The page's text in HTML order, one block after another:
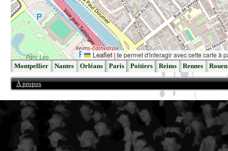
Leaflet|te permet d'interagir avec cette carte à
Montpellier Nantes Orléans Paris Poitiers Reims Rennes Rouen
À propos